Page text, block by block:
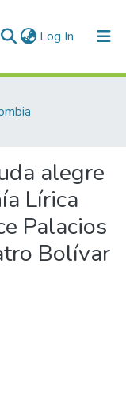
Log In (current)
alegre
Lírica
Palacios
Bolívar